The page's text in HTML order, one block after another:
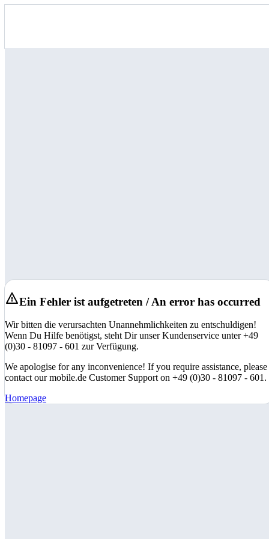
Ein Fehler ist aufgetreten / An error has occurred
Wir bitten die verursachten Unannehmlichkeiten zu entschuldigen!
Wenn Du Hilfe benötigst, steht Dir unser Kundenservice unter +49
(0)30 - 81097 - 601 zur Verfügung.
We apologise for any inconvenience! If you require assistance, please
contact our mobile.de Customer Support on +49 (0)30 - 81097 - 601.
Homepage